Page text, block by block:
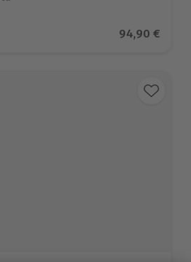
Aktueller
94,90 €